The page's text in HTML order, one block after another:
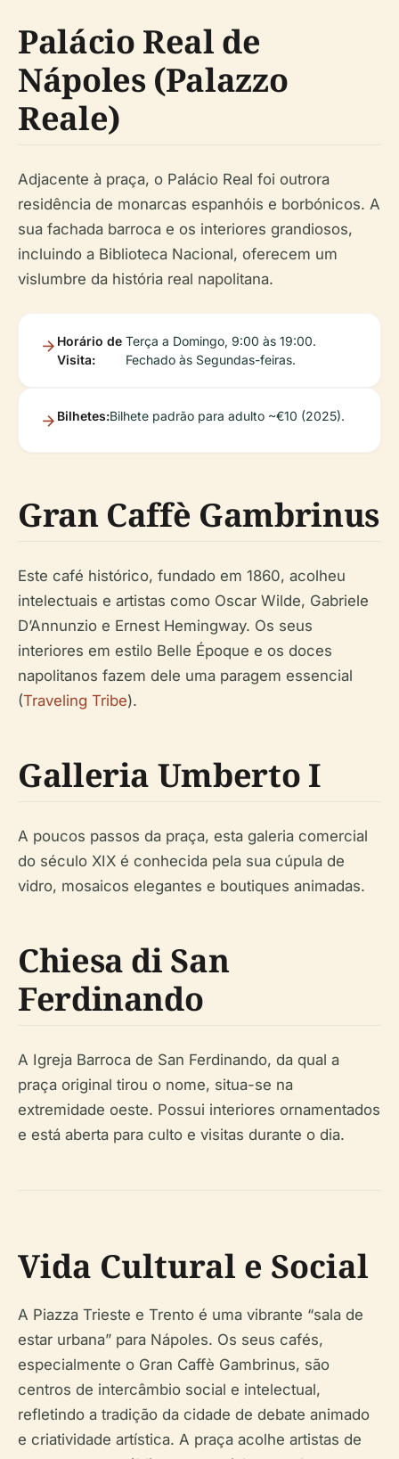
Palácio Real de
Nápoles (Palazzo
Reale)
Adjacente à praça, o Palácio Real foi outrora
residência de monarcas espanhóis e borbónicos. A
sua fachada barroca e os interiores grandiosos,
incluindo a Biblioteca Nacional, oferecem um
vislumbre da história real napolitana.
Horário de
Visita:
Terça a Domingo, 9:00 às 19:00.
Fechado às Segundas-feiras.
Bilhetes:Bilhete padrão para adulto ~€10 (2025).
Gran Caffè Gambrinus
Este café histórico, fundado em 1860, acolheu
intelectuais e artistas como Oscar Wilde, Gabriele
D’Annunzio e Ernest Hemingway. Os seus
interiores em estilo Belle Époque e os doces
napolitanos fazem dele uma paragem essencial
(Traveling Tribe).
Galleria Umberto I
A poucos passos da praça, esta galeria comercial
do século XIX é conhecida pela sua cúpula de
vidro, mosaicos elegantes e boutiques animadas.
Chiesa di San
Ferdinando
A Igreja Barroca de San Ferdinando, da qual a
praça original tirou o nome, situa-se na
extremidade oeste. Possui interiores ornamentados
e está aberta para culto e visitas durante o dia.
Vida Cultural e Social
A Piazza Trieste e Trento é uma vibrante “sala de
estar urbana” para Nápoles. Os seus cafés,
especialmente o Gran Caffè Gambrinus, são
centros de intercâmbio social e intelectual,
refletindo a tradição da cidade de debate animado
e criatividade artística. A praça acolhe artistas de